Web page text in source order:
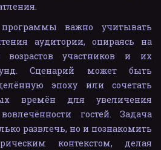
важно учитывать
аудитории, опираясь на
возрастов участников и их
Сценарий может быть
эпоху или сочетать
времён для увеличения
гостей. Задача
развлечь, но и познакомить
контекстом, делая